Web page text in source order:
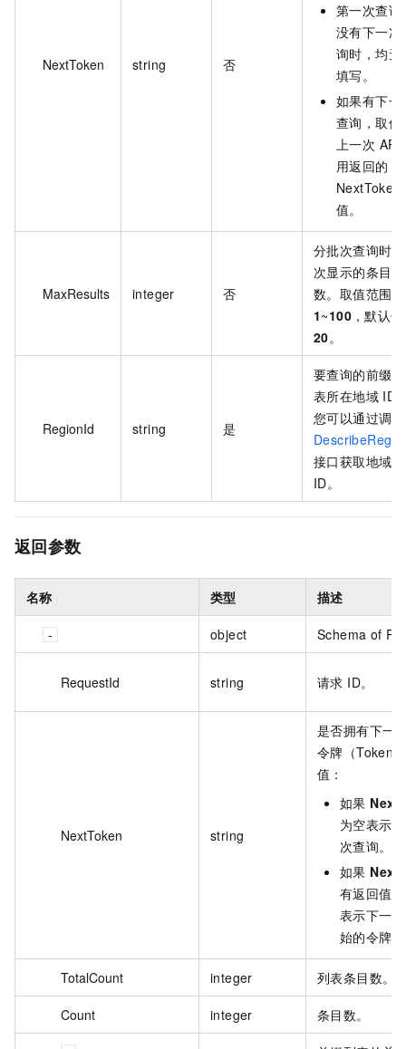
NextToken string 否
第一次查询
没有下一次
询时，均无
填写。
如果有下一
查询，取值
上一次 API
用返回的
NextToken
值。
MaxResults integer 否
分批次查询时每
次显示的条目
数。取值范围：
1~100 ，默认
20。
RegionId string 是
要查询的前缀列
表所在地域 ID
您可以通过调用
接口获取地域
ID。
返回参数
名称 类型 描述
object Schema of
RequestId string 请求 ID。
NextToken string
是否拥有下一
令牌（Token
值：
如果
为空表示
次查询。
如果
有返回值
表示下一
始的令牌。
TotalCount integer 列表条目数。
Count integer 条目数。